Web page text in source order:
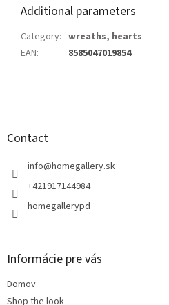
Additional parameters
Category: wreaths, hearts
EAN: 8585047019854
Contact
info@homegallery.sk
+421917144984
homegallerypd
Informácie pre vás
Domov
Shop the look